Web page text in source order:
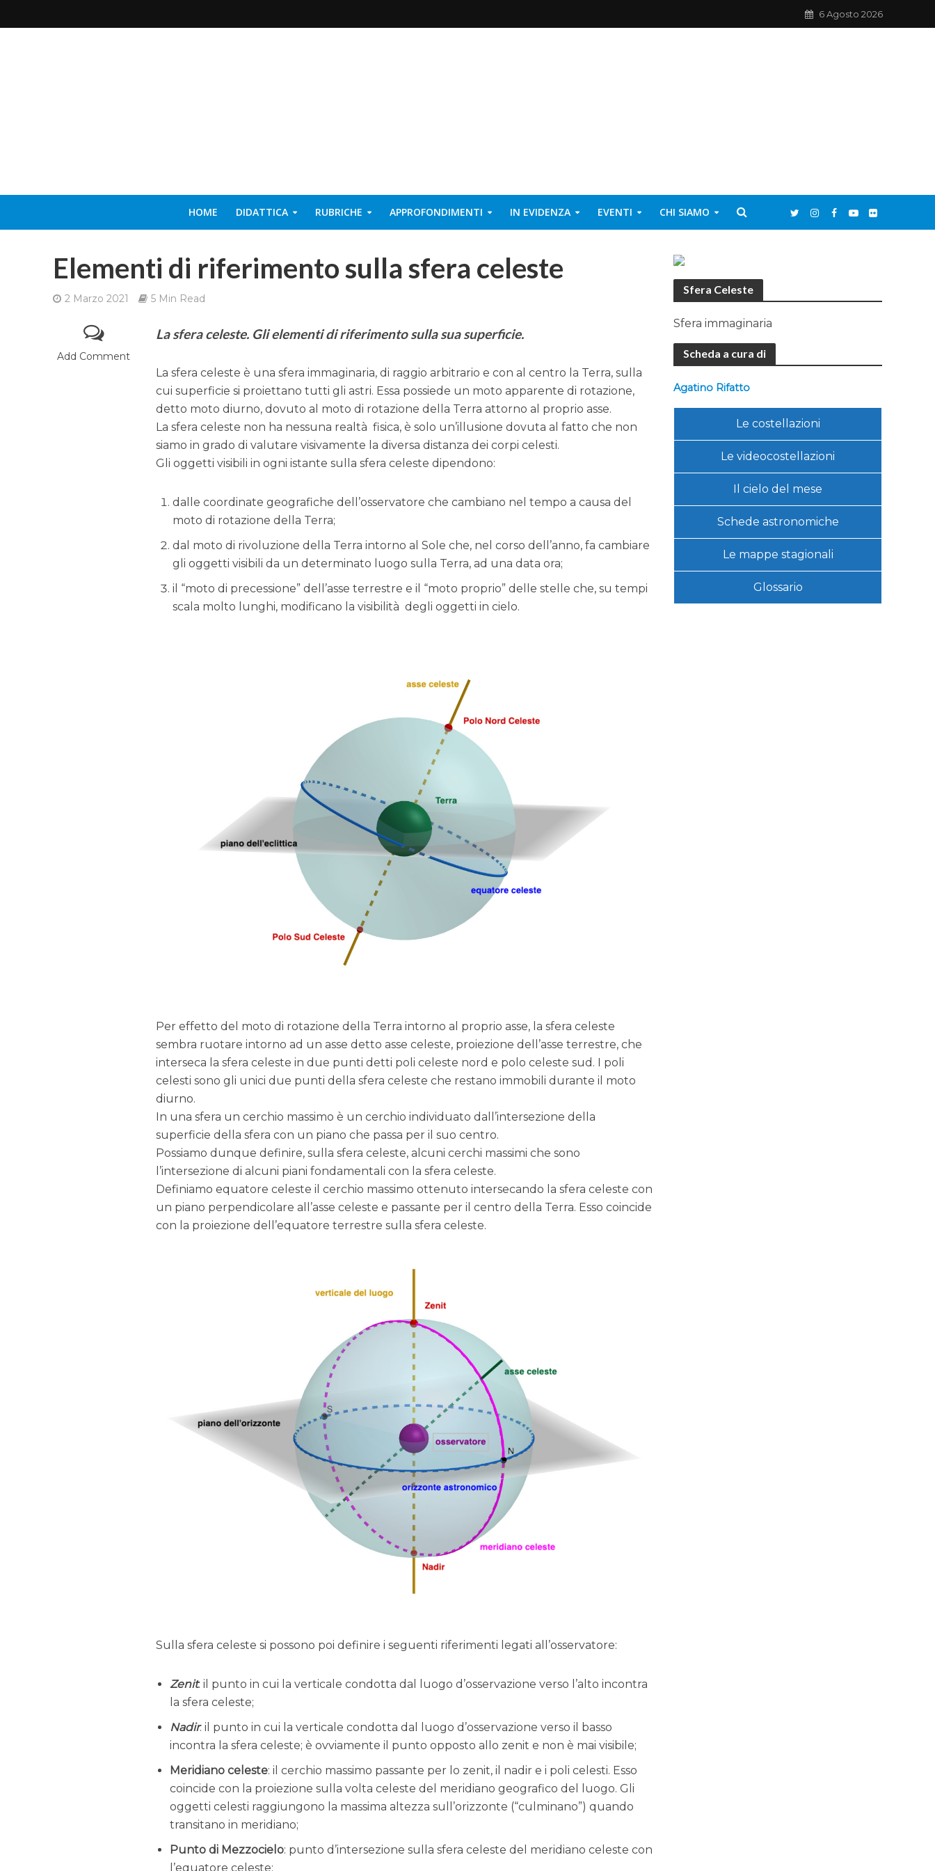
6 Agosto 2026
HOME DIDATTICA RUBRICHE APPROFONDIMENTI IN EVIDENZA EVENTI CHI SIAMO
Elementi di riferimento sulla sfera celeste
2 Marzo 2021 5 Min Read
Add Comment
La sfera celeste. Gli elementi di riferimento sulla sua superficie.
La sfera celeste è una sfera immaginaria, di raggio arbitrario e con al centro la Terra, sulla
cui superficie si proiettano tutti gli astri. Essa possiede un moto apparente di rotazione,
detto moto diurno, dovuto al moto di rotazione della Terra attorno al proprio asse.
La sfera celeste non ha nessuna realtà fisica, è solo un’illusione dovuta al fatto che non
siamo in grado di valutare visivamente la diversa distanza dei corpi celesti.
Gli oggetti visibili in ogni istante sulla sfera celeste dipendono:
dalle coordinate geografiche dell’osservatore che cambiano nel tempo a causa del
moto di rotazione della Terra;
dal moto di rivoluzione della Terra intorno al Sole che, nel corso dell’anno, fa cambiare
gli oggetti visibili da un determinato luogo sulla Terra, ad una data ora;
il “moto di precessione” dell’asse terrestre e il “moto proprio” delle stelle che, su tempi
scala molto lunghi, modificano la visibilità degli oggetti in cielo.
Per effetto del moto di rotazione della Terra intorno al proprio asse, la sfera celeste
sembra ruotare intorno ad un asse detto asse celeste, proiezione dell’asse terrestre, che
interseca la sfera celeste in due punti detti poli celeste nord e polo celeste sud. I poli
celesti sono gli unici due punti della sfera celeste che restano immobili durante il moto
diurno.
In una sfera un cerchio massimo è un cerchio individuato dall’intersezione della
superficie della sfera con un piano che passa per il suo centro.
Possiamo dunque definire, sulla sfera celeste, alcuni cerchi massimi che sono
l’intersezione di alcuni piani fondamentali con la sfera celeste.
Definiamo equatore celeste il cerchio massimo ottenuto intersecando la sfera celeste con
un piano perpendicolare all’asse celeste e passante per il centro della Terra. Esso coincide
con la proiezione dell’equatore terrestre sulla sfera celeste.
Sulla sfera celeste si possono poi definire i seguenti riferimenti legati all’osservatore:
Zenit: il punto in cui la verticale condotta dal luogo d’osservazione verso l’alto incontra
la sfera celeste;
Nadir: il punto in cui la verticale condotta dal luogo d’osservazione verso il basso
incontra la sfera celeste; è ovviamente il punto opposto allo zenit e non è mai visibile;
Meridiano celeste: il cerchio massimo passante per lo zenit, il nadir e i poli celesti. Esso
coincide con la proiezione sulla volta celeste del meridiano geografico del luogo. Gli
oggetti celesti raggiungono la massima altezza sull’orizzonte (“culminano”) quando
transitano in meridiano;
Punto di Mezzocielo: punto d’intersezione sulla sfera celeste del meridiano celeste con
l’equatore celeste;
Sfera Celeste
Sfera immaginaria
Scheda a cura di
Agatino Rifatto
Le costellazioni
Le videocostellazioni
Il cielo del mese
Schede astronomiche
Le mappe stagionali
Glossario